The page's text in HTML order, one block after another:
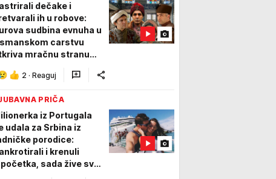
dečake i
ih u robove:
sudbina evnuha u
carstvu
mračnu stranu
2 · Reaguj
PRIČA
iz Portugala
udala za Srbina iz
porodice:
i krenuli
sada žive svoj